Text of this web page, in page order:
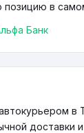
позицию в
Банк
в
доставки